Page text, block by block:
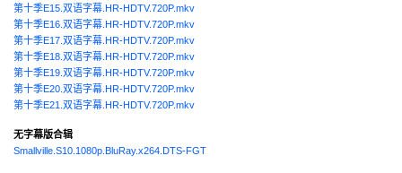
第十季E15.双语字幕.HR-HDTV.720P.mkv
第十季E16.双语字幕.HR-HDTV.720P.mkv
第十季E17.双语字幕.HR-HDTV.720P.mkv
第十季E18.双语字幕.HR-HDTV.720P.mkv
第十季E19.双语字幕.HR-HDTV.720P.mkv
第十季E20.双语字幕.HR-HDTV.720P.mkv
第十季E21.双语字幕.HR-HDTV.720P.mkv
无字幕版合辑
Smallville.S10.1080p.BluRay.x264.DTS-FGT